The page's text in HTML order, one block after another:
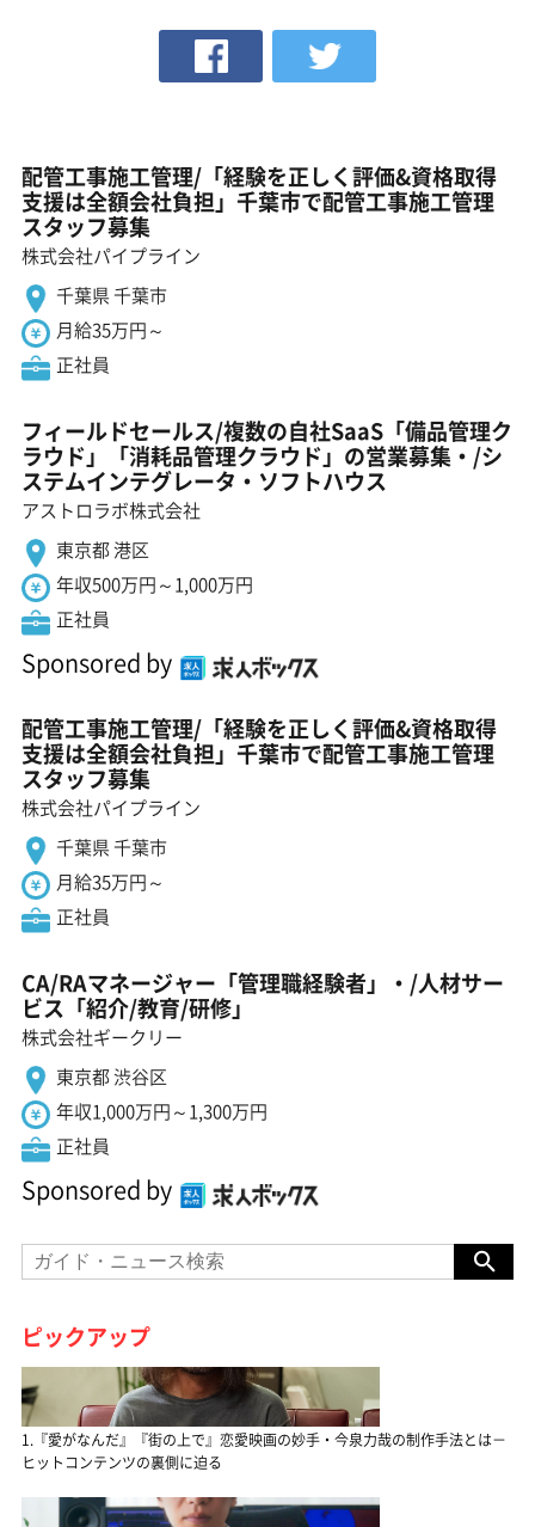
配管工事施工管理/「経験を正しく評価&資格取得
支援は全額会社負担」千葉市で配管工事施工管理
スタッフ募集
株式会社パイプライン
千葉県 千葉市
月給35万円～
正社員
フィールドセールス/複数の自社SaaS「備品管理ク
ラウド」「消耗品管理クラウド」の営業募集・/シ
ステムインテグレータ・ソフトハウス
アストロラボ株式会社
東京都 港区
年収500万円～1,000万円
正社員
Sponsored by
配管工事施工管理/「経験を正しく評価&資格取得
支援は全額会社負担」千葉市で配管工事施工管理
スタッフ募集
株式会社パイプライン
千葉県 千葉市
月給35万円～
正社員
CA/RAマネージャー「管理職経験者」・/人材サー
ビス「紹介/教育/研修」
株式会社ギークリー
東京都 渋谷区
年収1,000万円～1,300万円
正社員
Sponsored by
ピックアップ
1.『愛がなんだ』『街の上で』恋愛映画の妙手・今泉力哉の制作手法とは－
ヒットコンテンツの裏側に迫る